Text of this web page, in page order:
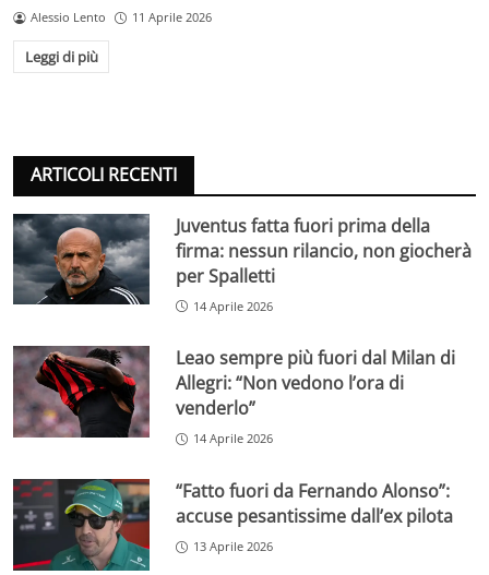
Alessio Lento 11 Aprile 2026
Leggi di più
ARTICOLI RECENTI
Juventus fatta fuori prima della
firma: nessun rilancio, non giocherà
per Spalletti
14 Aprile 2026
Leao sempre più fuori dal Milan di
Allegri: “Non vedono l’ora di
venderlo”
14 Aprile 2026
“Fatto fuori da Fernando Alonso”:
accuse pesantissime dall’ex pilota
13 Aprile 2026